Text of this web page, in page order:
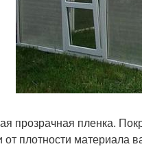
прозрачная пленка.
от плотности материала